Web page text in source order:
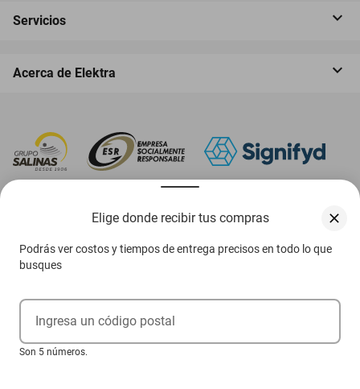
Elige donde recibir tus compras
Podrás ver costos y tiempos de entrega precisos en todo lo que
busques
Ingresa un código postal
Son 5 números.
Servicios
Acerca de Elektra
Ejerce tus derechos ARCO
Términos y condiciones